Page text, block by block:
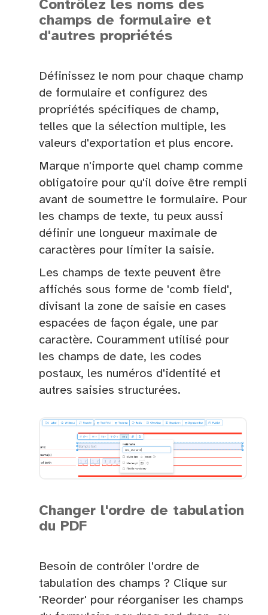
Contrôlez les noms des
champs de formulaire et
d'autres propriétés
Définissez le nom pour chaque champ
de formulaire et configurez des
propriétés spécifiques de champ,
telles que la sélection multiple, les
valeurs d'exportation et plus encore.
Marque n'importe quel champ comme
obligatoire pour qu'il doive être rempli
avant de soumettre le formulaire. Pour
les champs de texte, tu peux aussi
définir une longueur maximale de
caractères pour limiter la saisie.
Les champs de texte peuvent être
affichés sous forme de 'comb field',
divisant la zone de saisie en cases
espacées de façon égale, une par
caractère. Couramment utilisé pour
les champs de date, les codes
postaux, les numéros d'identité et
autres saisies structurées.
Changer l'ordre de tabulation
du PDF
Besoin de contrôler l'ordre de
tabulation des champs ? Clique sur
'Reorder' pour réorganiser les champs